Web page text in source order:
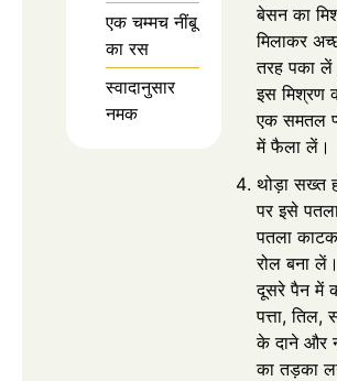
एक चम्मच नींबू
का रस
स्वादानुसार
नमक
बेसन का
मिलाकर
तरह पका
इस मिश्रण
एक समतल
में फैला लें।
थोड़ा सख्त
पर इसे
पतला
रोल बना
दूसरे पैन में
पत्ता, तिल,
के दाने और
का तड़का